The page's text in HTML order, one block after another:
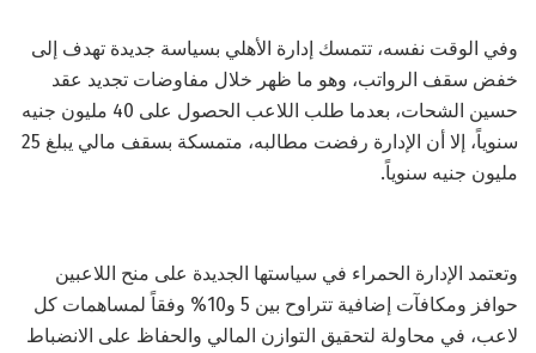
وفي الوقت نفسه، تتمسك إدارة الأهلي بسياسة جديدة تهدف إلى
خفض سقف الرواتب، وهو ما ظهر خلال مفاوضات تجديد عقد
حسين الشحات، بعدما طلب اللاعب الحصول على 40 مليون جنيه
سنوياً، إلا أن الإدارة رفضت مطالبه، متمسكة بسقف مالي يبلغ 25
مليون جنيه سنوياً.
وتعتمد الإدارة الحمراء في سياستها الجديدة على منح اللاعبين
حوافز ومكافآت إضافية تتراوح بين 5 و10% وفقاً لمساهمات كل
لاعب، في محاولة لتحقيق التوازن المالي والحفاظ على الانضباط